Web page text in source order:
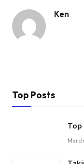
Ken
Top Posts
Top